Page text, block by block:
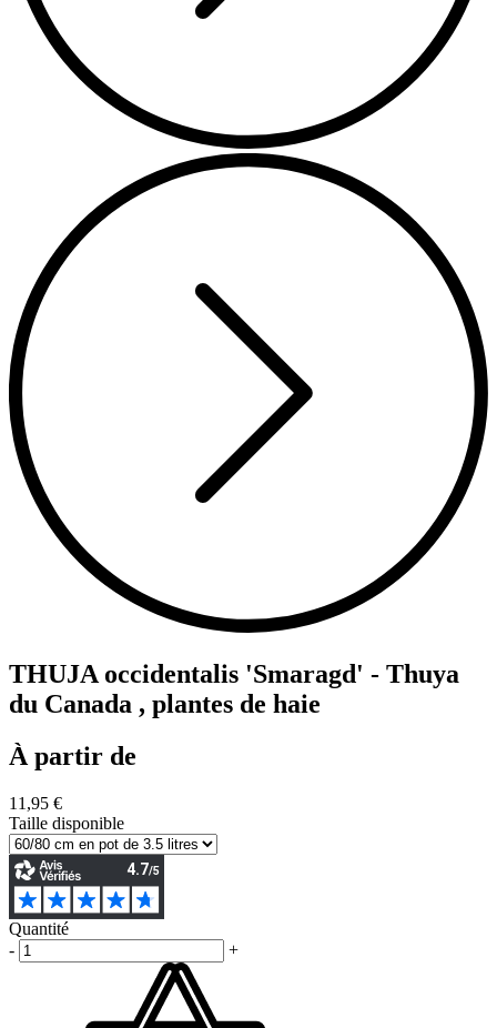
THUJA occidentalis 'Smaragd' - Thuya
du Canada , plantes de haie
À partir de
11,95 €
Taille disponible
Quantité
-
+